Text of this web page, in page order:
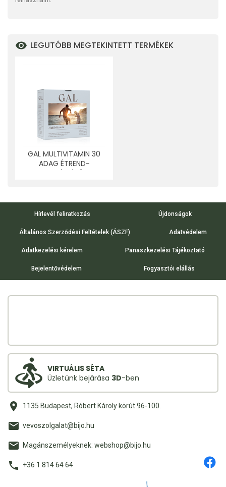
LEGUTÓBB MEGTEKINTETT TERMÉKEK
GAL MULTIVITAMIN 30
ADAG ÉTREND-
Hírlevél feliratkozás Újdonságok
Általános Szerződési Feltételek (ÁSZF) Adatvédelem
Adatkezelési kérelem Panaszkezelési Tájékoztató
Bejelentővédelem Fogyasztói elállás
VIRTUÁLIS SÉTA
Üzletünk bejárása 3D-ben
1135 Budapest, Róbert Károly körút 96-100.
vevoszolgalat@bijo.hu
Magánszemélyeknek: webshop@bijo.hu
+36 1 814 64 64